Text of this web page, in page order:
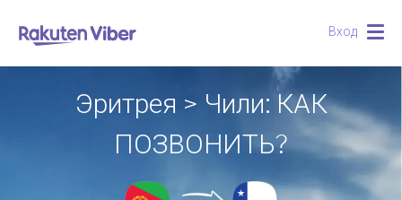
Вход
Эритрея > Чили: КАК
ПОЗВОНИТЬ?